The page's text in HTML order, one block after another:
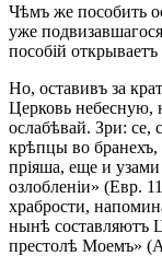
Чѣмъ же пособить
уже
пособій
Ηο, оставивъ за
Церковь небесную,
ослабѣвай. Зри: се,
крѣпцы во бранехъ,
пріяша, еще и
озлобленіи» (Евр.
храбрости,
нынѣ составляютъ
престолѣ Моемъ»